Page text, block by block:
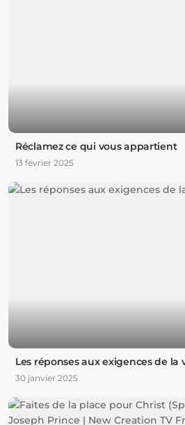
Réclamez ce qui vous appartient
13 février 2025
Les réponses aux exigences de la
30 janvier 2025